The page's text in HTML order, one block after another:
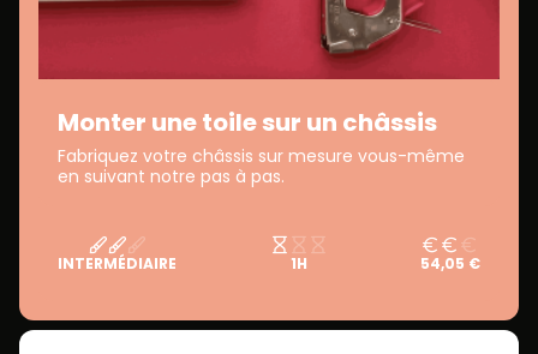
Monter une toile sur un châssis
Fabriquez votre châssis sur mesure vous-même
en suivant notre pas à pas.
INTERMÉDIAIRE 1H 54,05 €